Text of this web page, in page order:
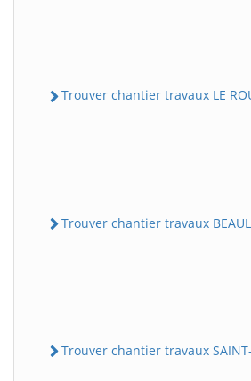
Trouver chantier travaux LE
Trouver chantier travaux
Trouver chantier travaux SAINT-